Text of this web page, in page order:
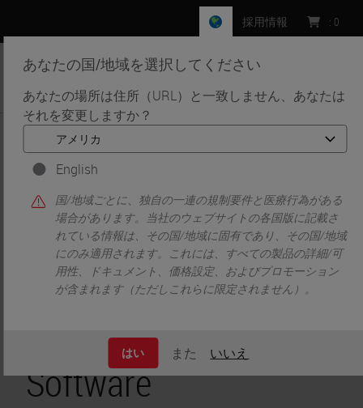
あなたの国/地域を選択してください
あなたの場所は住所（URL）と一致しません、あなたは
それを変更しますか？
English
国/地域ごとに、独自の一連の規制要件と医療行為がある
場合があります。当社のウェブサイトの各国版に記載さ
れている情報は、その国/地域に固有であり、その国/地域
にのみ適用されます。これには、すべての製品の詳細/可
用性、ドキュメント、価格設定、およびプロモーション
が含まれます（ただしこれらに限定されません）。
はい また いいえ
採用情報 : 0
MENU
ホーム •
Peer-Reviewed Publications Repository - Imagescope/Aperio
Software
Peer-Reviewed
Publications
Repository -
Imagescope/Aperio
Software